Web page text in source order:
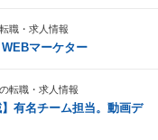
職・求人情報
WEBマーケター
転職・求人情報
】有名チーム担当。動画デ